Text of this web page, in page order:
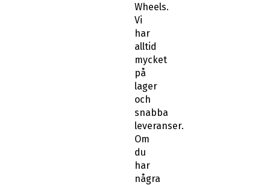
Wheels.
Vi
har
alltid
mycket
på
lager
och
snabba
leveranser.
Om
du
har
några